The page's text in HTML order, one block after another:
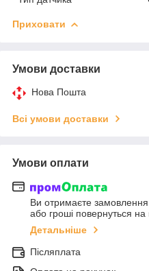
Приховати
Умови доставки
Нова Пошта
Всі умови доставки
Умови оплати
Ви отримаєте замовлення
або гроші повернуться на
Детальніше
Післяплата